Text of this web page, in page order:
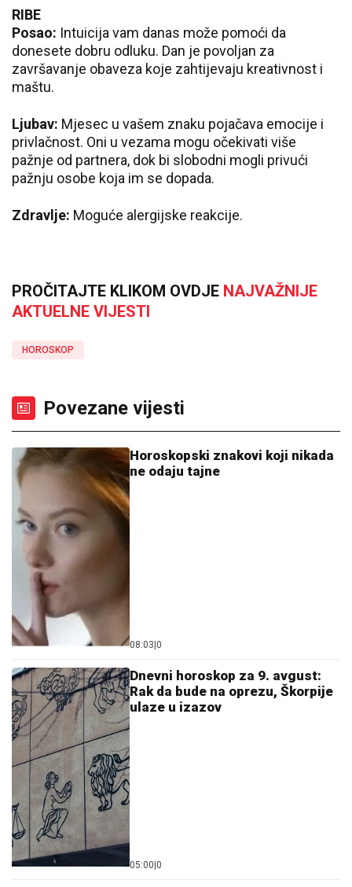
RIBE
Posao: Intuicija vam danas može pomoći da
donesete dobru odluku. Dan je povoljan za
završavanje obaveza koje zahtijevaju kreativnost i
maštu.
Ljubav: Mjesec u vašem znaku pojačava emocije i
privlačnost. Oni u vezama mogu očekivati više
pažnje od partnera, dok bi slobodni mogli privući
pažnju osobe koja im se dopada.
Zdravlje: Moguće alergijske reakcije.
PROČITAJTE KLIKOM OVDJE NAJVAŽNIJE
AKTUELNE VIJESTI
HOROSKOP
Povezane vijesti
Horoskopski znakovi koji nikada
ne odaju tajne
08:03 0
Dnevni horoskop za 9. avgust:
Rak da bude na oprezu, Škorpije
ulaze u izazov
05:00 0